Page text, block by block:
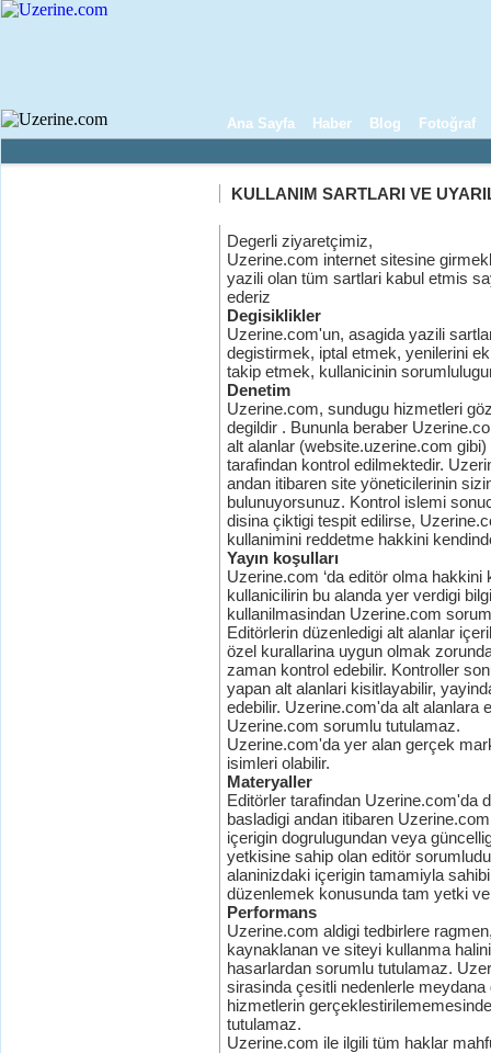
Ana Sayfa Haber Blog Fotoğraf
KULLANIM SARTLARI VE
Degerli ziyaretçimiz,
Uzerine.com internet sitesine
yazili olan tüm sartlari kabul etmis
ederiz
Degisiklikler
Uzerine.com'un, asagida yazili
degistirmek, iptal etmek, yenilerini
takip etmek, kullanicinin
Denetim
Uzerine.com, sundugu hizmetleri
degildir . Bununla beraber
alt alanlar (website.uzerine.com
tarafindan kontrol edilmektedir.
andan itibaren site yöneticilerinin
bulunuyorsunuz. Kontrol islemi
disina çiktigi tespit edilirse,
kullanimini reddetme hakkini
Yayın koşulları
Uzerine.com ‘da editör olma
kullanicilirin bu alanda yer verdigi
kullanilmasindan Uzerine.com
Editörlerin düzenledigi alt alanlar
özel kurallarina uygun olmak
zaman kontrol edebilir. Kontroller
yapan alt alanlari kisitlayabilir,
edebilir. Uzerine.com'da alt alanlara
Uzerine.com sorumlu tutulamaz.
Uzerine.com'da yer alan gerçek
isimleri olabilir.
Materyaller
Editörler tarafindan Uzerine.com'da
basladigi andan itibaren
içerigin dogrulugundan veya
yetkisine sahip olan editör
alaninizdaki içerigin tamamiyla
düzenlemek konusunda tam yetki
Performans
Uzerine.com aldigi tedbirlere
kaynaklanan ve siteyi kullanma
hasarlardan sorumlu tutulamaz.
sirasinda çesitli nedenlerle
hizmetlerin
tutulamaz.
Uzerine.com ile ilgili tüm haklar